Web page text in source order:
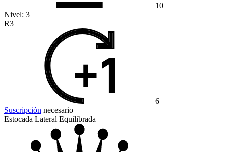
10
Nivel: 3
R3
6
Suscripción necesario
Estocada Lateral Equilibrada